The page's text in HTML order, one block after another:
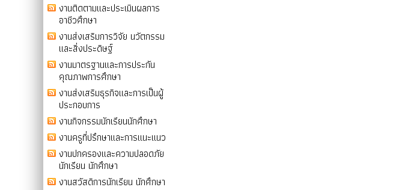
งานติดตามและประเมินผลการ
อาชีวศึกษา
งานส่งเสริมการวิจัย นวัตกรรม
และสิ่งประดิษฐ์
งานมาตรฐานและการประกัน
คุณภาพการศึกษา
งานส่งเสริมธุรกิจและการเป็นผู้
ประกอบการ
งานกิจกรรมนักเรียนนักศึกษา
งานครูที่ปรึกษาและการแนะแนว
งานปกครองและความปลอดภัย
นักเรียน นักศึกษา
งานสวัสดิการนักเรียน นักศึกษา